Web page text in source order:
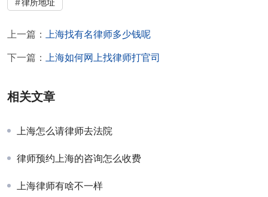
上一篇：
上海找有名律师多少钱呢
下一篇：
上海如何网上找律师打官司
相关文章
上海怎么请律师去法院
律师预约上海的咨询怎么收费
上海律师有啥不一样